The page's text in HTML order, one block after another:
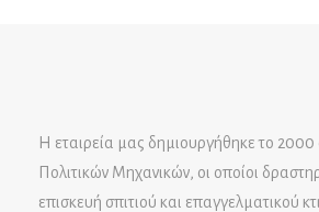
Η εταιρεία μας δημιουργήθηκε το
Πολιτικών Μηχανικών, οι οποίοι
επισκευή σπιτιού και επαγγελματικού